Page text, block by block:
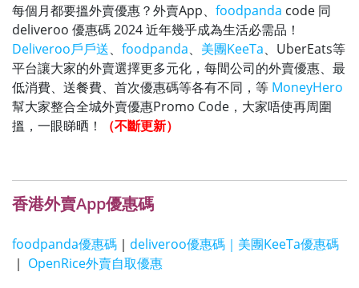
每個月都要搵外賣優惠？外賣App、 foodpanda code 同
deliveroo 優惠碼 2024 近年幾乎成為生活必需品！
Deliveroo戶戶送、 foodpanda、 美團KeeTa、UberEats等
平台讓大家的外賣選擇更多元化，每間公司的外賣優惠、最
低消費、送餐費、首次優惠碼等各有不同，等 MoneyHero
幫大家整合全城外賣優惠Promo Code，大家唔使再周圍
搵，一眼睇晒！
（不斷更新）
香港外賣App優惠碼
foodpanda優惠碼 ｜ deliveroo優惠碼｜ 美團KeeTa優惠碼
｜ OpenRice外賣自取優惠